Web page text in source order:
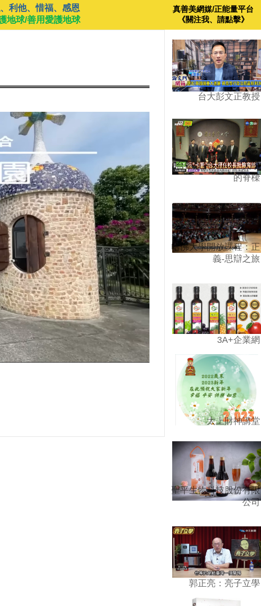
利他、惜福、感恩
地球/善用愛護地球
真善美網媒/正能量平台
《關注我、請點擊》
台大彭文正教授
台學版的54/64》大學
的脊樑
哈佛大學開放課程：正
義-思辯之旅
3A+企業網
太上財神講堂
聖平生物科技股份有限
公司
郭正亮：亮子立學